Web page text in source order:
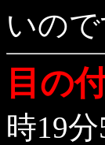
いので
目の
時19